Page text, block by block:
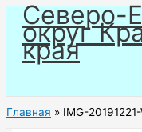
Перейти
содержимому
Северо-
округ
края
Главная IMG-